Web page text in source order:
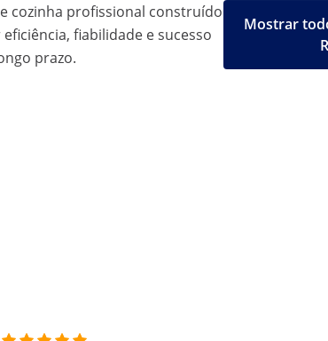
cozinha profissional construído
fiabilidade e sucesso
prazo.
Mostrar